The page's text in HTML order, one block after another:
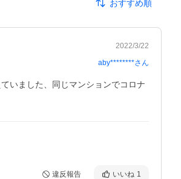
おすすめ順
2022/3/22
aby********さん
いました、同じマンションでコロナ
違反報告 いいね 1